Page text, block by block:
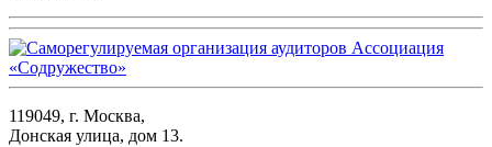
119049, г. Москва,
Донская улица, дом 13.